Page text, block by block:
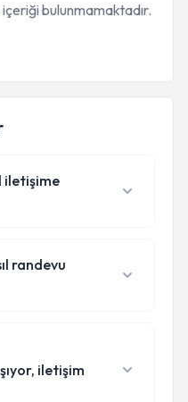
bulunmamaktadır.
iletişime
randevu
iletişim